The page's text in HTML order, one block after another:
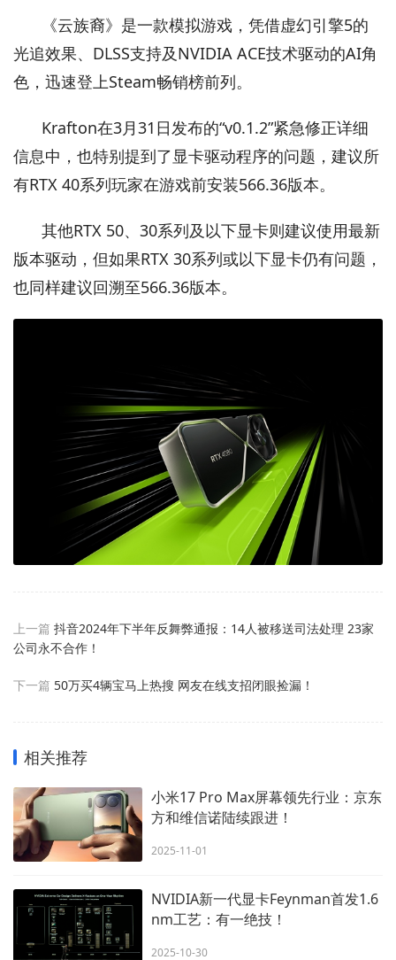
《云族裔》是一款模拟游戏，凭借虚幻引擎5的
光追效果、DLSS支持及NVIDIA ACE技术驱动的AI角
色，迅速登上Steam畅销榜前列。
Krafton在3月31日发布的“v0.1.2”紧急修正详细
信息中，也特别提到了显卡驱动程序的问题，建议所
有RTX 40系列玩家在游戏前安装566.36版本。
其他RTX 50、30系列及以下显卡则建议使用最新
版本驱动，但如果RTX 30系列或以下显卡仍有问题，
也同样建议回溯至566.36版本。
上一篇 抖音2024年下半年反舞弊通报：14人被移送司法处理 23家
公司永不合作！
下一篇 50万买4辆宝马上热搜 网友在线支招闭眼捡漏！
相关推荐
小米17 Pro Max屏幕领先行业：京东
方和维信诺陆续跟进！
2025-11-01
NVIDIA新一代显卡Feynman首发1.6
nm工艺：有一绝技！
2025-10-30